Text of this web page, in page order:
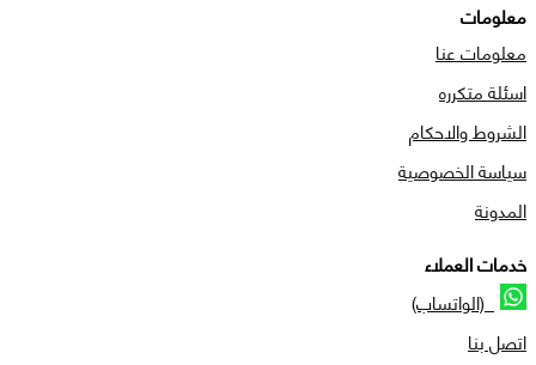
معلومات
معلومات عنا
اسئلة متكرره
الشروط والاحكام
سياسة الخصوصية
المدونة
خدمات العملاء
(الواتساب)
اتصل بنا